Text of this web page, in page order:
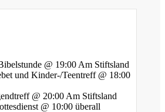
@ 19:00 Am Stiftsland
und Kinder-/Teentreff @ 18:00
@ 20:00 Am Stiftsland
@ 10:00 überall